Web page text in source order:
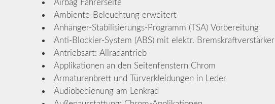
Airbag Fahrerseite
Ambiente-Beleuchtung erweitert
Anhänger-Stabilisierungs-Programm (TSA) Vorbereitung
Anti-Blockier-System (ABS) mit elektr. Bremskraftverstärker
Antriebsart: Allradantrieb
Applikationen an den Seitenfenstern Chrom
Armaturenbrett und Türverkleidungen in Leder
Audiobedienung am Lenkrad